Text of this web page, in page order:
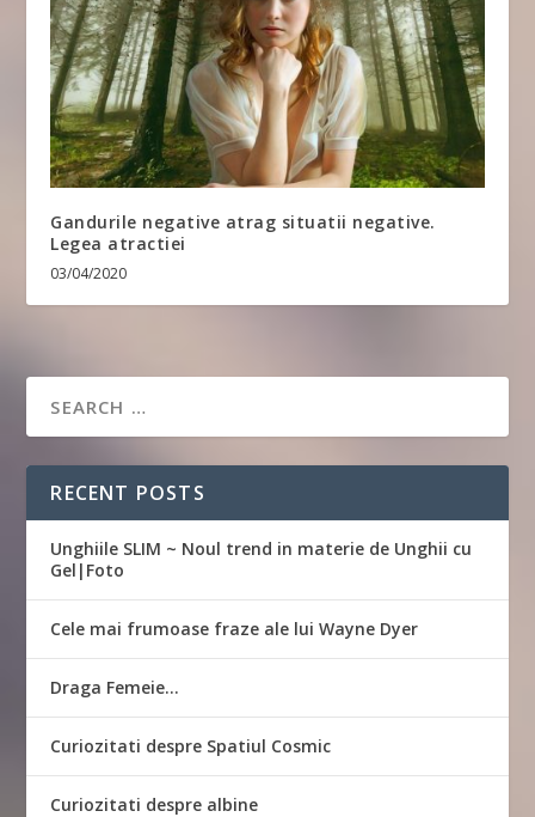
Gandurile negative atrag situatii negative.
Legea atractiei
03/04/2020
RECENT POSTS
Unghiile SLIM ~ Noul trend in materie de Unghii cu
Gel|Foto
Cele mai frumoase fraze ale lui Wayne Dyer
Draga Femeie…
Curiozitati despre Spatiul Cosmic
Curiozitati despre albine